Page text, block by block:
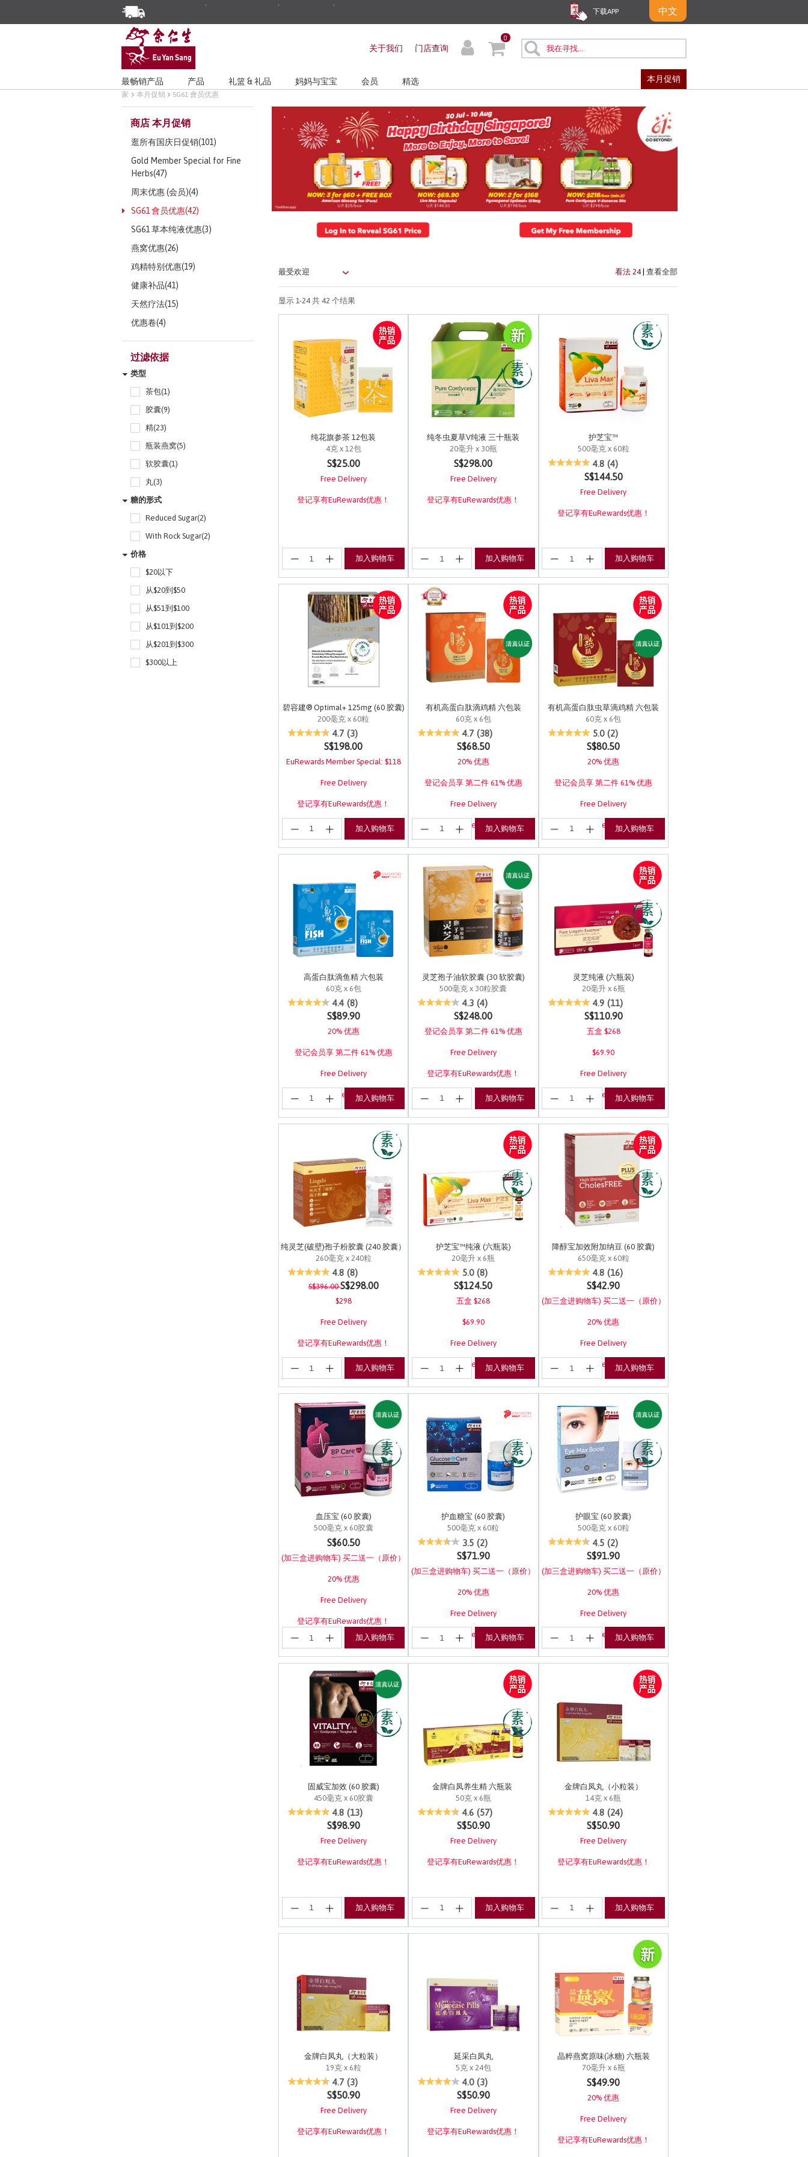
Limited Time Special: Free Delivery with No Min Spend
下载APP 中文
关于我们 门店查询
0
最畅销产品 产品 礼篮 & 礼品 妈妈与宝宝 会员 精选 本月促销
家 本月促销 SG61 會员优惠
商店 本月促销
逛所有国庆日促销(101)
Gold Member Special for Fine
Herbs(47)
周末优惠 (会员)(4)
SG61 會员优惠(42)
SG61 草本纯液优惠(3)
燕窝优惠(26)
鸡精特别优惠(19)
健康补品(41)
天然疗法(15)
优惠卷(4)
过滤依据
类型
茶包(1)
胶囊(9)
精(23)
瓶装燕窝(5)
软胶囊(1)
丸(3)
糖的形式
Reduced Sugar(2)
With Rock Sugar(2)
价格
$20以下
从$20到$50
从$51到$100
从$101到$200
从$201到$300
$300以上
看法 24 | 查看全部
显示 1-24 共 42 个结果
纯花旗参茶 12包装
4克 x 12包
4 out of 5 Customer Rating
S$25.00
Free Delivery
登记享有EuRewards优惠！
加入购物车
纯冬虫夏草V纯液 三十瓶装
20毫升 x 30瓶
5 out of 5 Customer Rating
S$298.00
Free Delivery
登记享有EuRewards优惠！
加入购物车
护芝宝™
500毫克 x 60粒
3.8 out of 5 Customer Rating
4.8 (4)
S$144.50
Free Delivery
登记享有EuRewards优惠！
加入购物车
碧容建® Optimal+ 125mg (60 胶囊)
200毫克 x 60粒
4.9 out of 5 Customer Rating
4.7 (3)
S$198.00
EuRewards Member Special: $118
Free Delivery
登记享有EuRewards优惠！
加入购物车
有机高蛋白肽滴鸡精 六包装
60克 x 6包
3.4 out of 5 Customer Rating
4.7 (38)
S$68.50
20% 优惠
登记会员享 第二件 61% 优惠
Free Delivery
登记享有EuRewards优惠！
加入购物车
有机高蛋白肽虫草滴鸡精 六包装
60克 x 6包
4.5 out of 5 Customer Rating
5.0 (2)
S$80.50
20% 优惠
登记会员享 第二件 61% 优惠
Free Delivery
登记享有EuRewards优惠！
加入购物车
高蛋白肽滴鱼精 六包装
60克 x 6包
3.7 out of 5 Customer Rating
4.4 (8)
S$89.90
20% 优惠
登记会员享 第二件 61% 优惠
Free Delivery
登记享有EuRewards优惠！
加入购物车
灵芝孢子油软胶囊 (30 软胶囊)
500毫克 x 30粒胶囊
5 out of 5 Customer Rating
4.3 (4)
S$248.00
登记会员享 第二件 61% 优惠
Free Delivery
登记享有EuRewards优惠！
加入购物车
灵芝纯液 (六瓶装)
20毫升 x 6瓶
4.5 out of 5 Customer Rating
4.9 (11)
S$110.90
五盒 $268
$69.90
Free Delivery
登记享有EuRewards优惠！
加入购物车
纯灵芝(破壁)孢子粉胶囊 (240 胶囊）
260毫克 x 240粒
3.1 out of 5 Customer Rating
4.8 (8)
Price reduced from
S$396.00to
S$298.00
$298
Free Delivery
登记享有EuRewards优惠！
加入购物车
护芝宝™纯液 (六瓶装)
20毫升 x 6瓶
5 out of 5 Customer Rating
5.0 (8)
S$124.50
五盒 $268
$69.90
Free Delivery
登记享有EuRewards优惠！
加入购物车
降醇宝加效附加纳豆 (60 胶囊)
650毫克 x 60粒
5 out of 5 Customer Rating
4.8 (16)
S$42.90
(加三盒进购物车) 买二送一（原价）
20% 优惠
Free Delivery
登记享有EuRewards优惠！
加入购物车
血压宝 (60 胶囊)
500毫克 x 60胶囊
5 out of 5 Customer Rating
S$60.50
(加三盒进购物车) 买二送一（原价）
20% 优惠
Free Delivery
登记享有EuRewards优惠！
加入购物车
护血糖宝 (60 胶囊)
500毫克 x 60粒
5 out of 5 Customer Rating
3.5 (2)
S$71.90
(加三盒进购物车) 买二送一（原价）
20% 优惠
Free Delivery
登记享有EuRewards优惠！
加入购物车
护眼宝 (60 胶囊)
500毫克 x 60粒
3.1 out of 5 Customer Rating
4.5 (2)
S$91.90
(加三盒进购物车) 买二送一（原价）
20% 优惠
Free Delivery
登记享有EuRewards优惠！
加入购物车
固威宝加效 (60 胶囊)
450毫克 x 60胶囊
5 out of 5 Customer Rating
4.8 (13)
S$98.90
Free Delivery
登记享有EuRewards优惠！
加入购物车
金牌白凤养生精 六瓶装
50克 x 6瓶
4 out of 5 Customer Rating
4.6 (57)
S$50.90
Free Delivery
登记享有EuRewards优惠！
加入购物车
金牌白凤丸（小粒装）
14克 x 6瓶
5 out of 5 Customer Rating
4.8 (24)
S$50.90
Free Delivery
登记享有EuRewards优惠！
加入购物车
金牌白凤丸（大粒装）
19克 x 6粒
4.7 out of 5 Customer Rating
4.7 (3)
S$50.90
Free Delivery
登记享有EuRewards优惠！
延采白凤丸
5克 x 24包
5 out of 5 Customer Rating
4.0 (3)
S$50.90
Free Delivery
登记享有EuRewards优惠！
晶粹燕窝原味(冰糖) 六瓶装
70毫升 x 6瓶
5 out of 5 Customer Rating
S$49.90
20% 优惠
Free Delivery
登记享有EuRewards优惠！